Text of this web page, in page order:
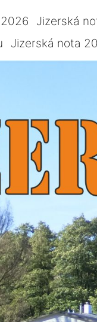
Jizerská
Jizerská nota